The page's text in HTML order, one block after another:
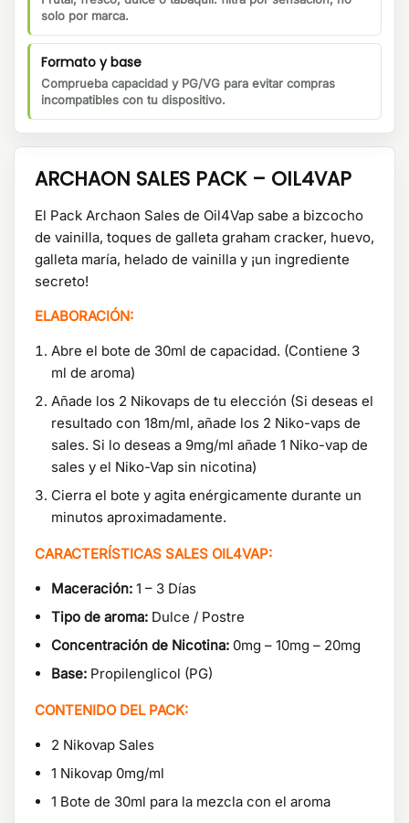
solo por marca.
Formato y base
Comprueba capacidad y PG/VG para evitar compras
incompatibles con tu dispositivo.
ARCHAON SALES PACK – OIL4VAP
El Pack Archaon Sales de Oil4Vap sabe a bizcocho
de vainilla, toques de galleta graham cracker, huevo,
galleta maría, helado de vainilla y ¡un ingrediente
secreto!
ELABORACIÓN:
Abre el bote de 30ml de capacidad. (Contiene 3
ml de aroma)
Añade los 2 Nikovaps de tu elección (Si deseas el
resultado con 18m/ml, añade los 2 Niko-vaps de
sales. Si lo deseas a 9mg/ml añade 1 Niko-vap de
sales y el Niko-Vap sin nicotina)
Cierra el bote y agita enérgicamente durante un
minutos aproximadamente.
CARACTERÍSTICAS SALES OIL4VAP:
Maceración: 1 – 3 Días
Tipo de aroma: Dulce / Postre
Concentración de Nicotina: 0mg – 10mg – 20mg
Base: Propilenglicol (PG)
CONTENIDO DEL PACK:
2 Nikovap Sales
1 Nikovap 0mg/ml
1 Bote de 30ml para la mezcla con el aroma